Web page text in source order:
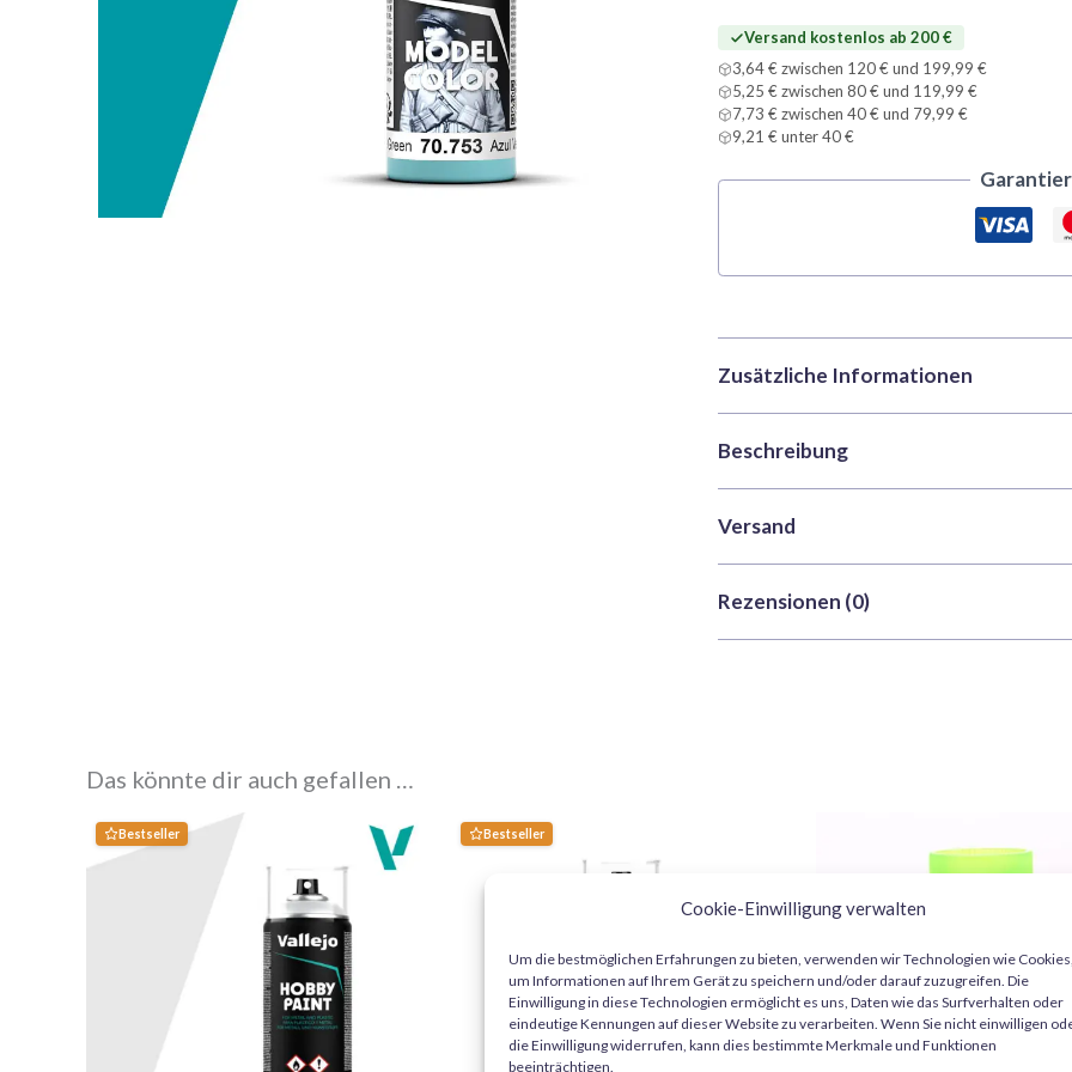
Cookie-Einwilligung verwalten
Um die bestmöglichen Erfahrungen zu bieten, verwenden wir Technologien wie Cookies,
um Informationen auf Ihrem Gerät zu speichern und/oder darauf zuzugreifen. Die
Einwilligung in diese Technologien ermöglicht es uns, Daten wie das Surfverhalten oder
eindeutige Kennungen auf dieser Website zu verarbeiten. Wenn Sie nicht einwilligen
die Einwilligung widerrufen, kann dies bestimmte Merkmale und Funktionen
beeinträchtigen.
Versand kostenlos ab 200 €
3,64 € zwischen 120 € und 199,99 €
5,25 € zwischen 80 € und 119,99 €
7,73 € zwischen 40 € und 79,99 €
9,21 € unter 40 €
Zusätzliche Informationen
Marke
Kategorien
Acrylfarben,
Artikelnummer
Gewicht
0,035 kg
Maße
Beschreibung
Vallejo Model Color 70753 Light Blue
Vallejo Model Color Light Blue
Wasserbasierte Acrylfarbe
Mattes Finish, gute Deckkraft
Besonders angenehm zum
Versand
Bearbeitungs- und Versandzeiten
Rezensionen (0)
Das könnte dir auch gefallen …
Bestseller Bestseller